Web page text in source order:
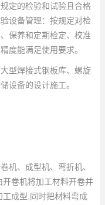
定的检验和试验且合格
设备管理：按规定对检
保养和定期检定、校准
度能满足使用要求。
型焊接式钢板库、螺旋
设备的设计施工。
机、成型机、弯折机、
卷机将加工材料开卷并
成型,同时把材料弯成